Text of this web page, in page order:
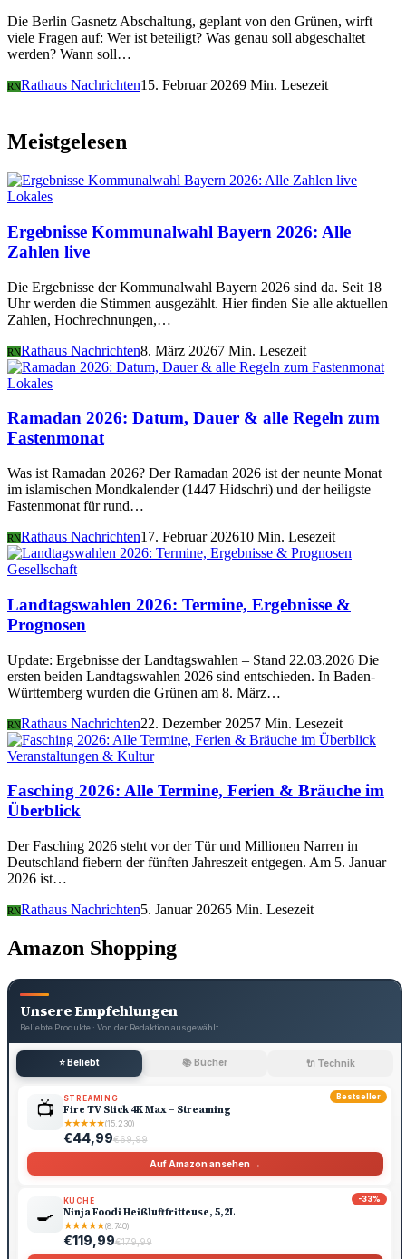
Die Berlin Gasnetz Abschaltung, geplant von den Grünen, wirft
viele Fragen auf: Wer ist beteiligt? Was genau soll abgeschaltet
werden? Wann soll…
RNRathaus Nachrichten15. Februar 20269 Min. Lesezeit
Meistgelesen
Lokales
Ergebnisse Kommunalwahl Bayern 2026: Alle
Zahlen live
Die Ergebnisse der Kommunalwahl Bayern 2026 sind da. Seit 18
Uhr werden die Stimmen ausgezählt. Hier finden Sie alle aktuellen
Zahlen, Hochrechnungen,…
RNRathaus Nachrichten8. März 20267 Min. Lesezeit
Lokales
Ramadan 2026: Datum, Dauer & alle Regeln zum
Fastenmonat
Was ist Ramadan 2026? Der Ramadan 2026 ist der neunte Monat
im islamischen Mondkalender (1447 Hidschri) und der heiligste
Fastenmonat für rund…
RNRathaus Nachrichten17. Februar 202610 Min. Lesezeit
Gesellschaft
Landtagswahlen 2026: Termine, Ergebnisse &
Prognosen
Update: Ergebnisse der Landtagswahlen – Stand 22.03.2026 Die
ersten beiden Landtagswahlen 2026 sind entschieden. In Baden-
Württemberg wurden die Grünen am 8. März…
RNRathaus Nachrichten22. Dezember 20257 Min. Lesezeit
Veranstaltungen & Kultur
Fasching 2026: Alle Termine, Ferien & Bräuche im
Überblick
Der Fasching 2026 steht vor der Tür und Millionen Narren in
Deutschland fiebern der fünften Jahreszeit entgegen. Am 5. Januar
2026 ist…
RNRathaus Nachrichten5. Januar 20265 Min. Lesezeit
Amazon Shopping
Unsere Empfehlungen
Beliebte Produkte · Von der Redaktion ausgewählt
⭐ Beliebt 📚 Bücher 🔌 Technik
Bestseller
📺 STREAMING
Fire TV Stick 4K Max – Streaming
★★★★★(15.230)
€44,99€69,99
Auf Amazon ansehen →
-33%
🍳
KÜCHE
Ninja Foodi Heißluftfritteuse, 5,2L
★★★★★(8.740)
€119,99€179,99